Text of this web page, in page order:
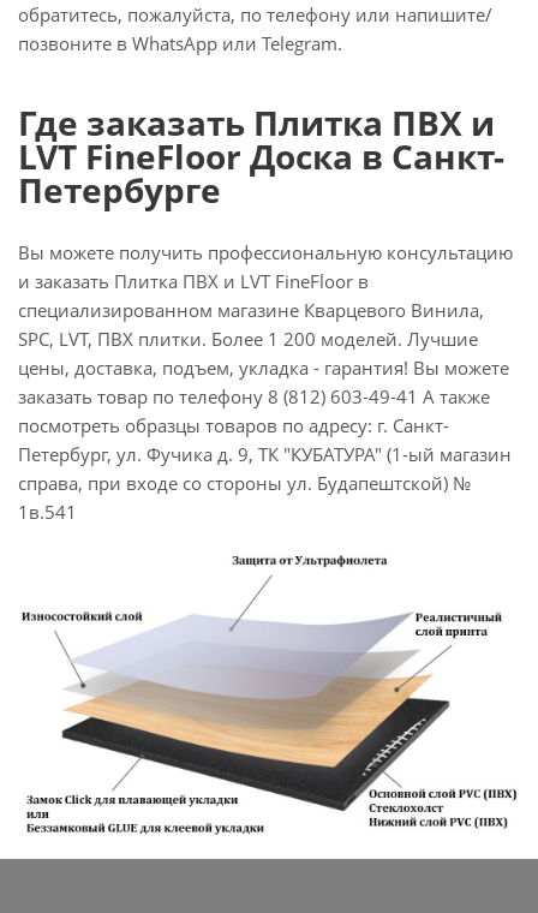
обратитесь, пожалуйста, по телефону или напишите/
позвоните в WhatsApp или Telegram.
Где заказать Плитка ПВХ и
LVT FineFloor Доска в Санкт-
Петербурге
Вы можете получить профессиональную консультацию
и заказать Плитка ПВХ и LVT FineFloor в
специализированном магазине Кварцевого Винила,
SPC, LVT, ПВХ плитки. Более 1 200 моделей. Лучшие
цены, доставка, подъем, укладка - гарантия! Вы можете
заказать товар по телефону 8 (812) 603-49-41 А также
посмотреть образцы товаров по адресу: г. Санкт-
Петербург, ул. Фучика д. 9, ТК "КУБАТУРА" (1-ый магазин
справа, при входе со стороны ул. Будапештской) №
1в.541